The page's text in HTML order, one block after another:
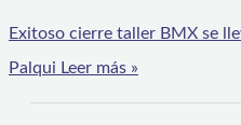
Exitoso cierre taller BMX se
Palqui Leer más »